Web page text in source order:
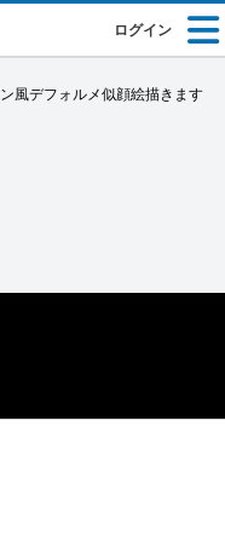
ログイン
風デフォルメ似顔絵描きます